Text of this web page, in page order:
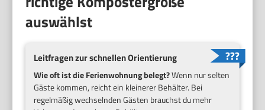
auswählst
Leitfragen zur schnellen Orientierung
Wie oft ist die Ferienwohnung belegt?Wenn nur selten
Gäste kommen, reicht ein kleinerer Behälter. Bei
regelmäßig wechselnden Gästen brauchst du mehr